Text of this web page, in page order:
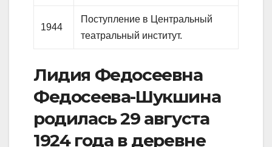
1944
Поступление в Центральный
театральный институт.
Лидия Федосеевна
Федосеева-Шукшина
родилась 29 августа
1924 года в деревне